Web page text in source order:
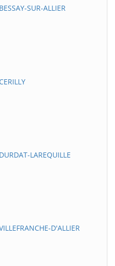
SUR-ALLIER
LAREQUILLE
D'ALLIER